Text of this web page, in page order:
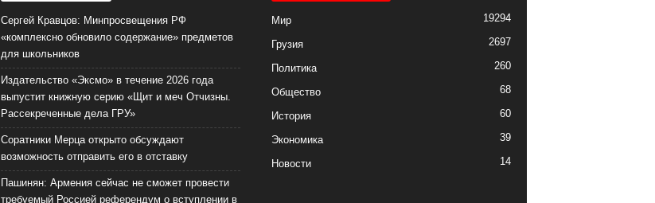
Сергей Кравцов: Минпросвещения РФ
«комплексно обновило содержание» предметов
для школьников
Издательство «Эксмо» в течение 2026 года
выпустит книжную серию «Щит и меч Отчизны.
Рассекреченные дела ГРУ»
Соратники Мерца открыто обсуждают
возможность отправить его в отставку
Пашинян: Армения сейчас не сможет провести
требуемый Россией референдум о вступлении в
Мир 19294
Грузия 2697
Политика 260
Общество 68
История 60
Экономика 39
Новости 14